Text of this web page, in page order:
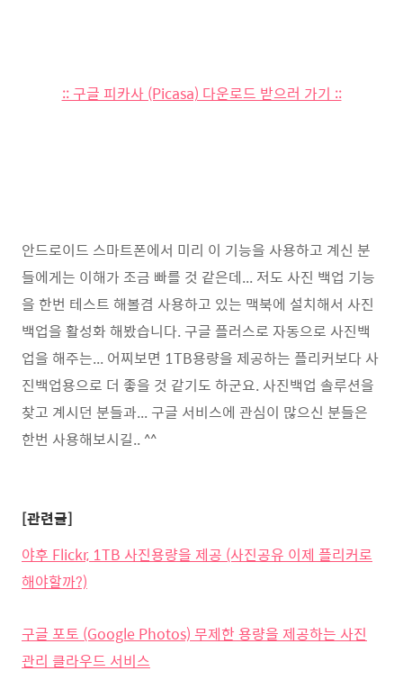
:: 구글 피카사 (Picasa) 다운로드 받으러 가기 ::
안드로이드 스마트폰에서 미리 이 기능을 사용하고 계신 분
들에게는 이해가 조금 빠를 것 같은데... 저도 사진 백업 기능
을 한번 테스트 해볼겸 사용하고 있는 맥북에 설치해서 사진
백업을 활성화 해봤습니다. 구글 플러스로 자동으로 사진백
업을 해주는... 어찌보면 1TB용량을 제공하는 플리커보다 사
진백업용으로 더 좋을 것 같기도 하군요. 사진백업 솔루션을
찾고 계시던 분들과... 구글 서비스에 관심이 많으신 분들은
한번 사용해보시길.. ^^
[관련글]
야후 Flickr, 1TB 사진용량을 제공 (사진공유 이제 플리커로
해야할까?)
구글 포토 (Google Photos) 무제한 용량을 제공하는 사진
관리 클라우드 서비스